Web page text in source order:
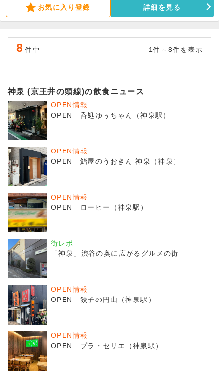
お気に入り登録 詳細を見る
8 件中 1件～8件を表示
神泉 (京王井の頭線)の飲食ニュース
OPEN情報
OPEN 呑処ゆぅちゃん（神泉駅）
OPEN情報
OPEN 鮨屋のうおきん 神泉（神泉）
OPEN情報
OPEN ローヒー（神泉駅）
街レポ
「神泉」渋谷の奥に広がるグルメの街
OPEN情報
OPEN 餃子の円山（神泉駅）
OPEN情報
OPEN プラ・セリエ（神泉駅）